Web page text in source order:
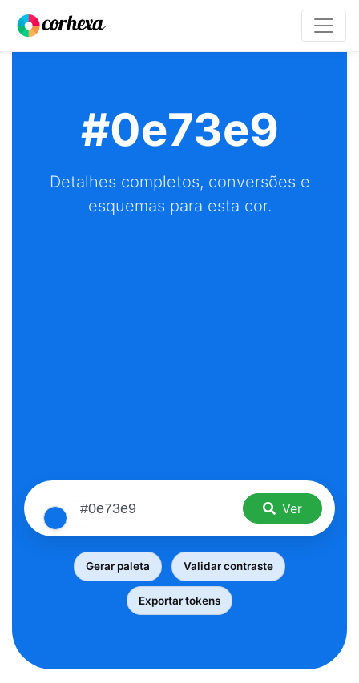
#0e73e9
Detalhes completos, conversões e
esquemas para esta cor.
Ver
Gerar paleta Validar contraste
Exportar tokens